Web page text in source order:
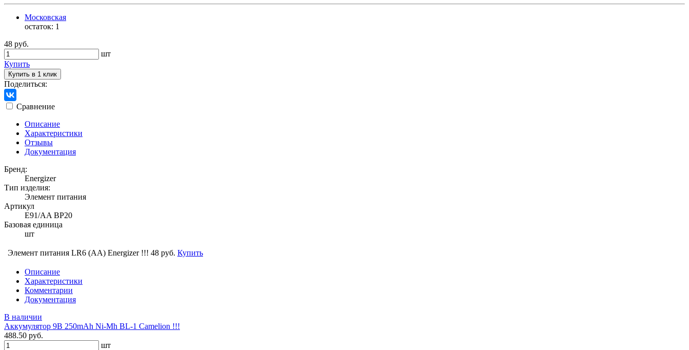
Московская
остаток: 1
48 руб.
шт
Купить
Купить в 1 клик
Поделиться:
Сравнение
Описание
Характеристики
Отзывы
Документация
Бренд:
Energizer
Тип изделия:
Элемент питания
Артикул
Е91/AA BP20
Базовая единица
шт
Элемент питания LR6 (АА) Energizer !!! 48 руб. Купить
Описание
Характеристики
Комментарии
Документация
В наличии
Аккумулятор 9В 250mAh Ni-Mh BL-1 Camelion !!!
488.50 руб.
шт